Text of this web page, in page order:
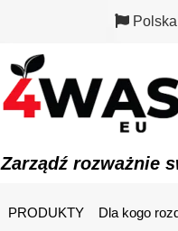
Polska
Zarządź rozważnie
PRODUKTY Dla kogo